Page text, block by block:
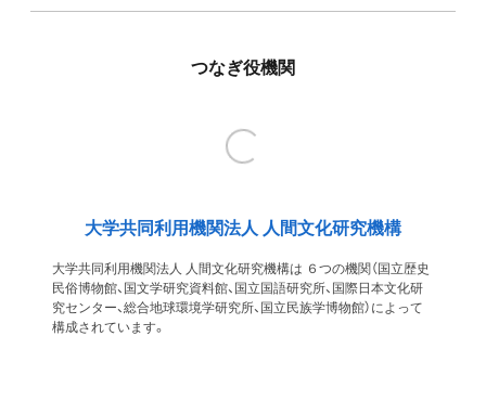
つなぎ役機関
大学共同利用機関法人 人間文化研究機構
大学共同利用機関法人 人間文化研究機構は ６つの機関（国立歴史
民俗博物館、国文学研究資料館、国立国語研究所、国際日本文化研
究センター、総合地球環境学研究所、国立民族学博物館）によって
構成されています。